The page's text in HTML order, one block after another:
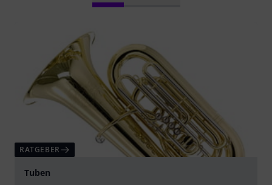
RATGEBER
Tuben